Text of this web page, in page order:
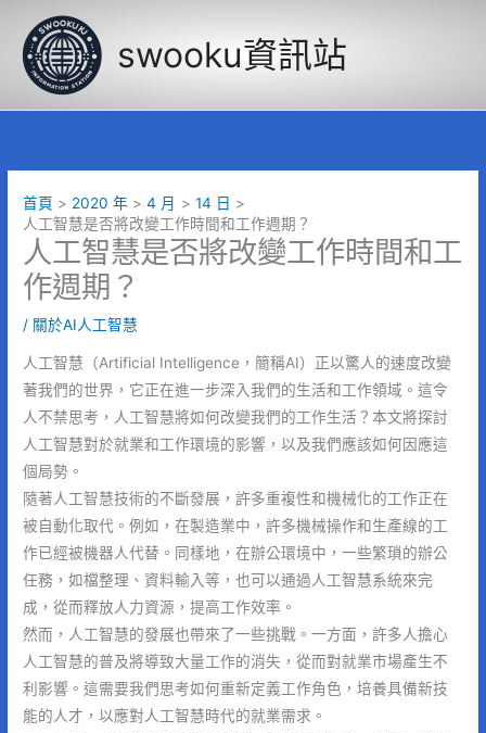
swooku資訊站
首頁 2020 年 4 月
14 日
人工智慧是否將改變工作時間和工作週期？
人工智慧是否將改變工作時間和工
作週期？
/ 關於AI人工智慧
人工智慧（Artificial Intelligence，簡稱AI）正以驚人的速度改變
著我們的世界，它正在進一步深入我們的生活和工作領域。這令
人不禁思考，人工智慧將如何改變我們的工作生活？本文將探討
人工智慧對於就業和工作環境的影響，以及我們應該如何因應這
個局勢。
隨著人工智慧技術的不斷發展，許多重複性和機械化的工作正在
被自動化取代。例如，在製造業中，許多機械操作和生產線的工
作已經被機器人代替。同樣地，在辦公環境中，一些繁瑣的辦公
任務，如檔整理、資料輸入等，也可以通過人工智慧系統來完
成，從而釋放人力資源，提高工作效率。
然而，人工智慧的發展也帶來了一些挑戰。一方面，許多人擔心
人工智慧的普及將導致大量工作的消失，從而對就業市場產生不
利影響。這需要我們思考如何重新定義工作角色，培養具備新技
能的人才，以應對人工智慧時代的就業需求。